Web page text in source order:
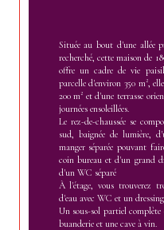
Située au bout d'une allée
recherché, cette maison de
offre un cadre de vie
parcelle d'environ 350 m²,
200 m² et d'une terrasse
journées ensoleillées.
Le rez-de-chaussée se
sud, baignée de lumière,
manger séparée pouvant
coin bureau et d'un grand
d'un WC séparé
À l'étage, vous trouverez
d'eau avec WC et un
Un sous-sol partiel
buanderie et une cave à vin.